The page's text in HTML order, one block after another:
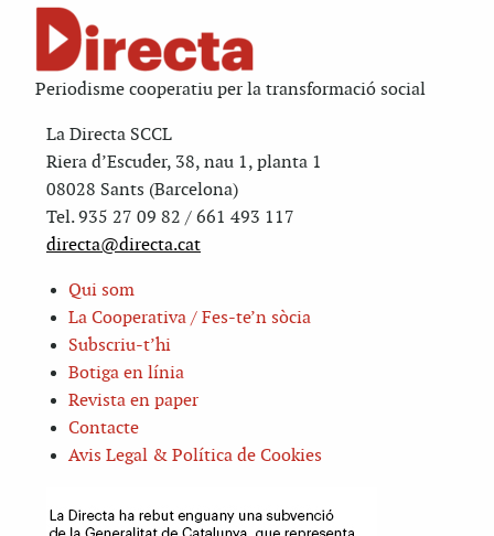
Periodisme cooperatiu per la transformació social
La Directa SCCL
Riera d’Escuder, 38, nau 1, planta 1
08028 Sants (Barcelona)
Tel. 935 27 09 82 / 661 493 117
directa@directa.cat
Qui som
La Cooperativa / Fes-te’n sòcia
Subscriu-t’hi
Botiga en línia
Revista en paper
Contacte
Avis Legal & Política de Cookies